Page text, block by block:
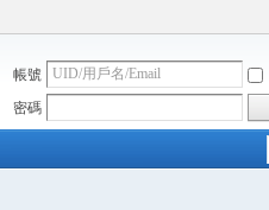
帳號
密碼